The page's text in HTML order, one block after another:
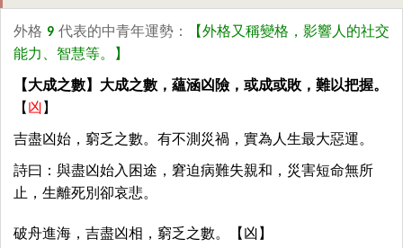
外格 9 代表的中青年運勢：
【外格又稱變格，影響人的社交
能力、智慧等。】
【大成之數】大成之數，蘊涵凶險，或成或敗，難以把握。
【 凶 】
吉盡凶始，窮乏之數。有不測災禍，實為人生最大惡運。
詩曰：與盡凶始入困途，窘迫病難失親和，災害短命無所
止，生離死別卻哀悲。
破舟進海，吉盡凶相，窮乏之數。【凶】